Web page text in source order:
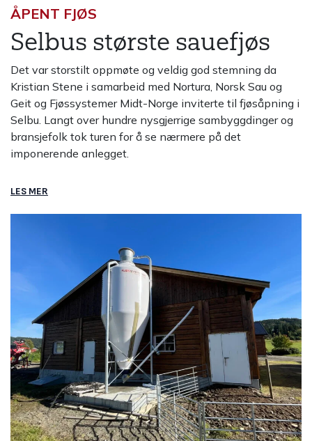
ÅPENT FJØS
Selbus største sauefjøs
Det var storstilt oppmøte og veldig god stemning da
Kristian Stene i samarbeid med Nortura, Norsk Sau og
Geit og Fjøssystemer Midt-Norge inviterte til fjøsåpning i
Selbu. Langt over hundre nysgjerrige sambyggdinger og
bransjefolk tok turen for å se nærmere på det
imponerende anlegget.
LES MER